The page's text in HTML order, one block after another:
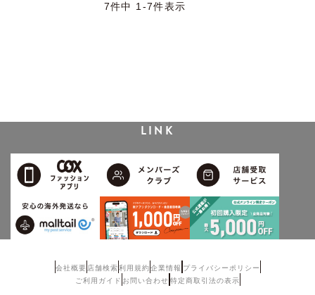
7件中 1-7件表示
LINK
会社概要 店舗検索利用規約企業情報 プライバシーポリシー
ご利用ガイド お問い合わせ 特定商取引法の表示